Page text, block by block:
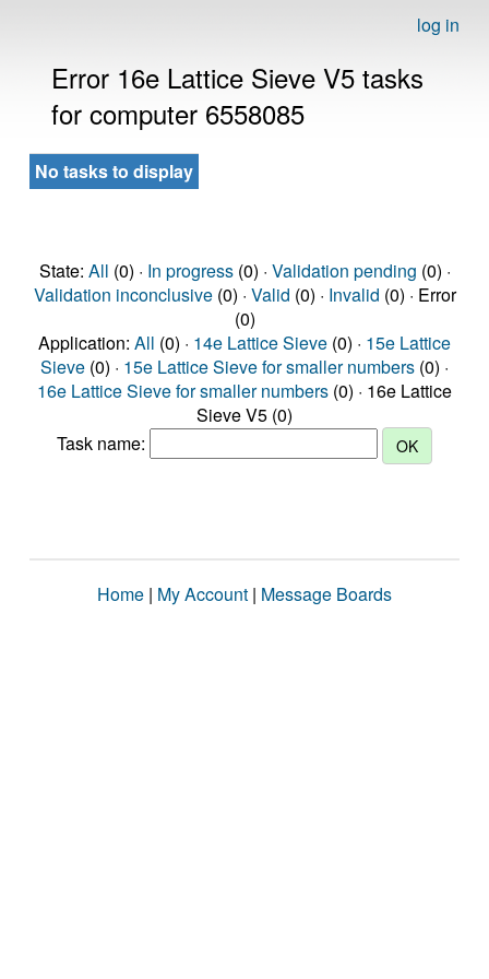
log in
Error 16e Lattice Sieve V5 tasks
for computer 6558085
No tasks to display
State: All (0) · In progress(0) · Validation pending (0) ·
Validation inconclusive(0) · Valid (0) · Invalid (0) · Error
(0)
Application: All (0) · 14e Lattice Sieve (0) · 15e Lattice
Sieve (0) · 15e Lattice Sieve for smaller numbers (0) ·
16e Lattice Sieve for smaller numbers (0) · 16e Lattice
Sieve V5 (0)
Task name:
Home | My Account | Message Boards